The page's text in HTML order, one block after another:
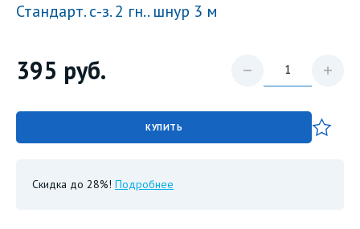
Стандарт. с-з. 2 гн.. шнур 3 м
395 руб.
КУПИТЬ
Скидка до 28%! Подробнее